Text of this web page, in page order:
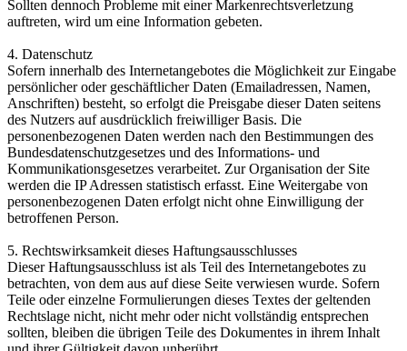
Sollten dennoch Probleme mit einer Markenrechtsverletzung
auftreten, wird um eine Information gebeten.
4. Datenschutz
Sofern innerhalb des Internetangebotes die Möglichkeit zur Eingabe
persönlicher oder geschäftlicher Daten (Emailadressen, Namen,
Anschriften) besteht, so erfolgt die Preisgabe dieser Daten seitens
des Nutzers auf ausdrücklich freiwilliger Basis. Die
personenbezogenen Daten werden nach den Bestimmungen des
Bundesdatenschutzgesetzes und des Informations- und
Kommunikationsgesetzes verarbeitet. Zur Organisation der Site
werden die IP Adressen statistisch erfasst. Eine Weitergabe von
personenbezogenen Daten erfolgt nicht ohne Einwilligung der
betroffenen Person.
5. Rechtswirksamkeit dieses Haftungsausschlusses
Dieser Haftungsausschluss ist als Teil des Internetangebotes zu
betrachten, von dem aus auf diese Seite verwiesen wurde. Sofern
Teile oder einzelne Formulierungen dieses Textes der geltenden
Rechtslage nicht, nicht mehr oder nicht vollständig entsprechen
sollten, bleiben die übrigen Teile des Dokumentes in ihrem Inhalt